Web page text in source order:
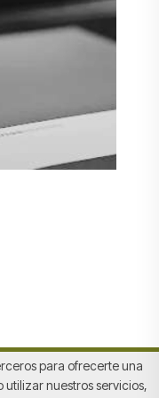
para ofrecerte una
nuestros servicios,